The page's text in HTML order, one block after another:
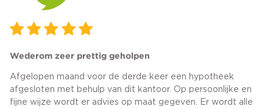
Wederom zeer prettig geholpen
Afgelopen maand voor de derde keer een hypotheek
afgesloten met behulp van dit kantoor. Op persoonlijke en
fijne wijze wordt er advies op maat gegeven. Er wordt alle